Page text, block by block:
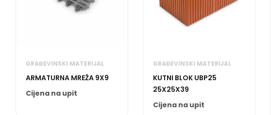
GRAĐEVINSKI MATERIJAL
ARMATURNA MREŽA 9X9
Cijena na upit
GRAĐEVINSKI MATERIJAL
KUTNI BLOK UBP25
25X25X39
Cijena na upit